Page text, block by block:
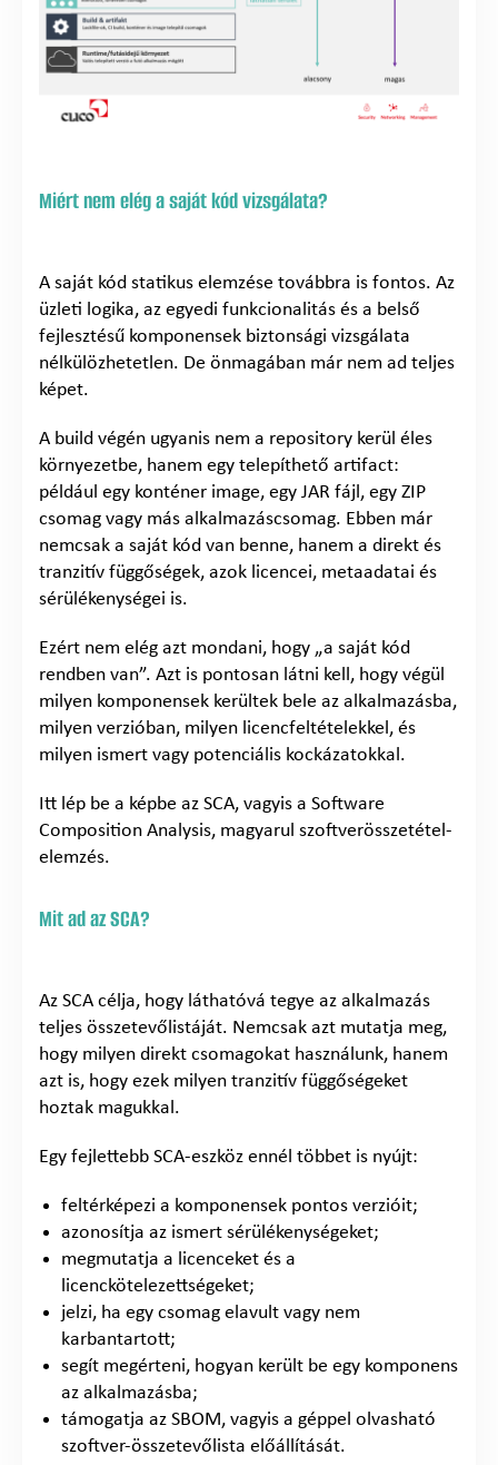
Miért nem elég a saját kód vizsgálata?
A saját kód statikus elemzése továbbra is fontos. Az
üzleti logika, az egyedi funkcionalitás és a belső
fejlesztésű komponensek biztonsági vizsgálata
nélkülözhetetlen. De önmagában már nem ad teljes
képet.
A build végén ugyanis nem a repository kerül éles
környezetbe, hanem egy telepíthető artifact:
például egy konténer image, egy JAR fájl, egy ZIP
csomag vagy más alkalmazáscsomag. Ebben már
nemcsak a saját kód van benne, hanem a direkt és
tranzitív függőségek, azok licencei, metaadatai és
sérülékenységei is.
Ezért nem elég azt mondani, hogy „a saját kód
rendben van”. Azt is pontosan látni kell, hogy végül
milyen komponensek kerültek bele az alkalmazásba,
milyen verzióban, milyen licencfeltételekkel, és
milyen ismert vagy potenciális kockázatokkal.
Itt lép be a képbe az SCA, vagyis a Software
Composition Analysis, magyarul szoftverösszetétel-
elemzés.
Mit ad az SCA?
Az SCA célja, hogy láthatóvá tegye az alkalmazás
teljes összetevőlistáját. Nemcsak azt mutatja meg,
hogy milyen direkt csomagokat használunk, hanem
azt is, hogy ezek milyen tranzitív függőségeket
hoztak magukkal.
Egy fejlettebb SCA-eszköz ennél többet is nyújt:
feltérképezi a komponensek pontos verzióit;
azonosítja az ismert sérülékenységeket;
megmutatja a licenceket és a
licenckötelezettségeket;
jelzi, ha egy csomag elavult vagy nem
karbantartott;
segít megérteni, hogyan került be egy komponens
az alkalmazásba;
támogatja az SBOM, vagyis a géppel olvasható
szoftver-összetevőlista előállítását.